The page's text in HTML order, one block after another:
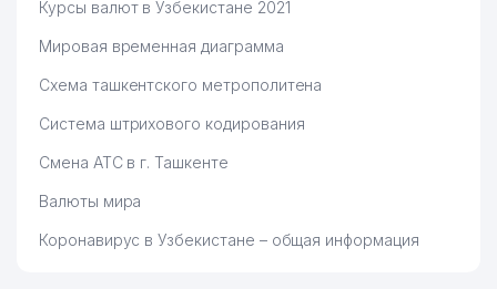
Курсы валют в Узбекистане 2021
Мировая временная диаграмма
Схема ташкентского метрополитена
Система штрихового кодирования
Смена АТС в г. Ташкенте
Валюты мира
Коронавирус в Узбекистане – общая информация